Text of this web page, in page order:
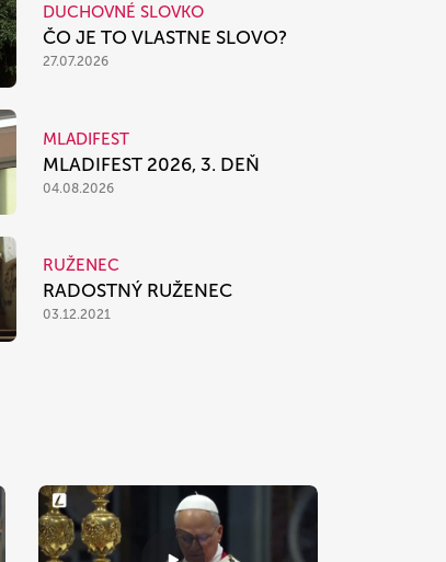
DUCHOVNÉ SLOVKO
ČO JE TO VLASTNE SLOVO?
27.07.2026
MLADIFEST
MLADIFEST 2026, 3. DEŇ
04.08.2026
RUŽENEC
RADOSTNÝ RUŽENEC
03.12.2021